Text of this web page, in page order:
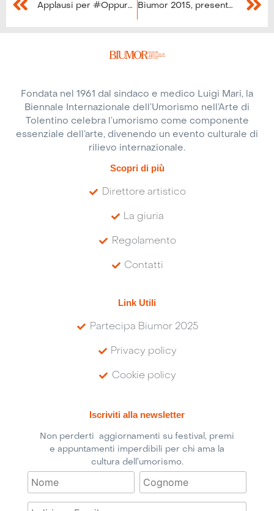
Applausi per #Oppureridi 2014 Biumor 2015, presentata l’edizione
Fondata nel 1961 dal sindaco e medico Luigi Mari, la
Biennale Internazionale dell’Umorismo nell’Arte di
Tolentino celebra l’umorismo come componente
essenziale dell’arte, divenendo un evento culturale di
rilievo internazionale.
Scopri di più
Direttore artistico
La giuria
Regolamento
Contatti
Link Utili
Partecipa Biumor 2025
Privacy policy
Cookie policy
Iscriviti alla newsletter
Non perderti aggiornamenti su festival, premi
e appuntamenti imperdibili per chi ama la
cultura dell’umorismo.